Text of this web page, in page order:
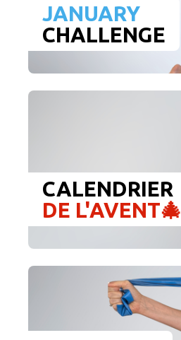
JANUARY
CHALLENGE
CALENDRIER
DE L'AVENT🎄